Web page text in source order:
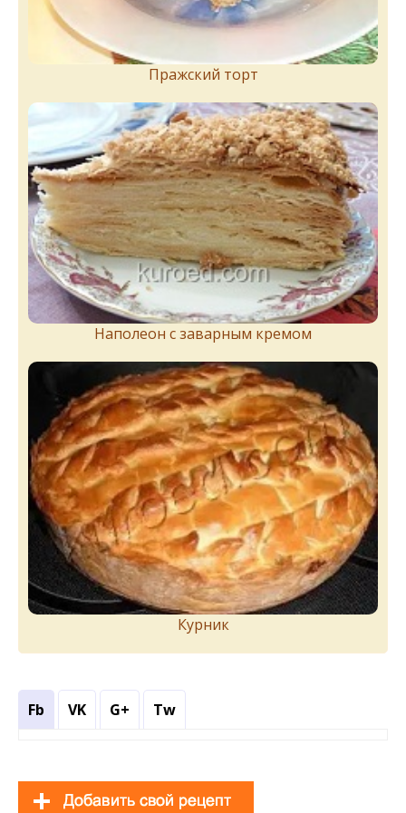
Пражский торт
Наполеон с заварным кремом
Курник
Fb VK G+ Tw